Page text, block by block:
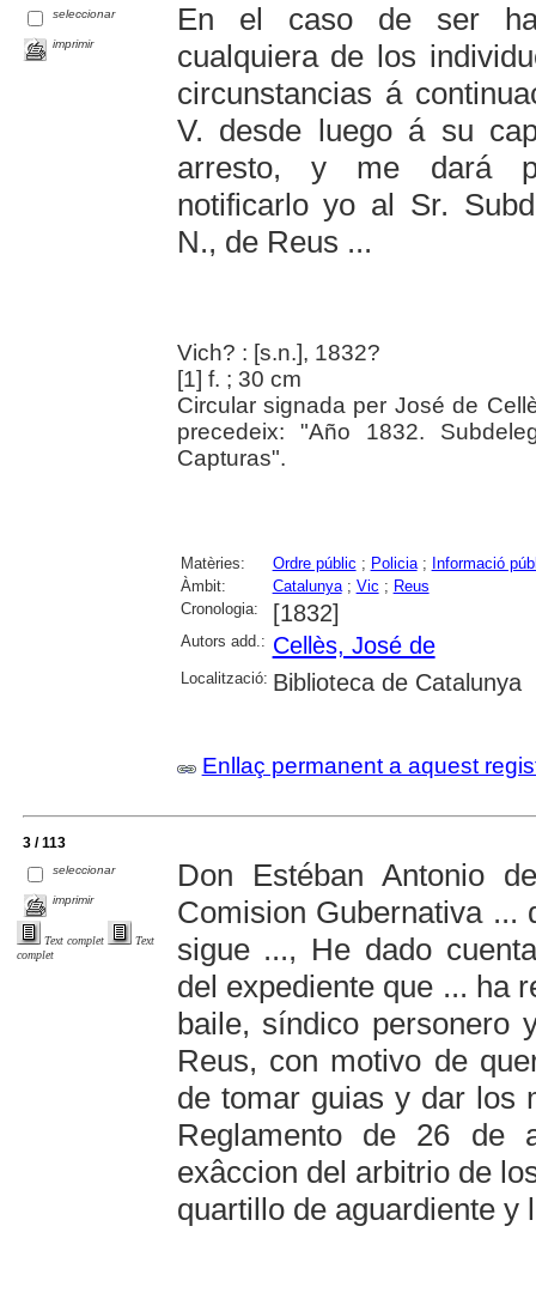
seleccionar
imprimir
En el caso de ser
cualquiera de los
circunstancias á
V. desde luego á su
arresto, y me dará
notificarlo yo al Sr.
N., de Reus ...
Vich? : [s.n.], 1832?
[1] f. ; 30 cm
Circular signada per José de
precedeix: "Año 1832.
Capturas".
Matèries: Ordre públic ; Policia; Informació
Àmbit:
Catalunya; Vic ; Reus
Cronologia:
[1832]
Autors add.: Cellès, José de
Localització: Biblioteca de Catalunya
Enllaç permanent a aquest
3 / 113
seleccionar
imprimir
Text complet
Text
complet
Don Estéban Antonio
Comision Gubernativa ...
sigue ..., He dado
del expediente que ... ha
baile, síndico personero
Reus, con motivo de
de tomar guias y dar los
Reglamento de 26 de
exâccion del arbitrio de
quartillo de aguardiente y